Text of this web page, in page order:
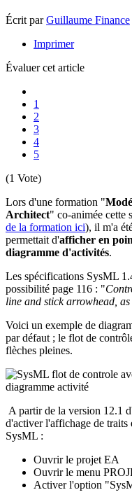
Écrit parGuillaume Finance
Imprimer
Évaluer cet article
1
2
3
4
5
(1 Vote)
Lors d'une formation "
Architect" co-animée cette
de la formation ici), il m'a
permettait d'afficher en
diagramme d'activités.
Les spécifications SysML
possibilité page 116 : "
line and stick arrowhead,
Voici un exemple de
par défaut ; le flot de
flèches pleines.
A partir de la version 12.1
d'activer l'affichage de
SysML :
Ouvrir le projet EA
Ouvrir le menu
Activer l'option